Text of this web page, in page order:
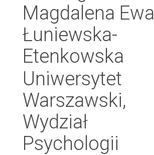
Magdalena Ewa
Łuniewska-
Etenkowska
Uniwersytet
Warszawski,
Wydział
Psychologii